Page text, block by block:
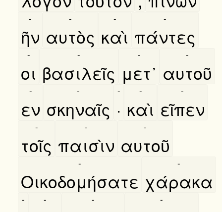
ῆν
-
αυτὸς
-
καὶ
-
πάντες
-
οι
-
βασιλεῖς
-
μετ᾿
-
αυτοῦ
-
εν
-
σκηναῖς
-
·
-
καὶ
-
εῖπεν
-
τοῖς
-
παισὶν
-
αυτοῦ
-
Οικοδομήσατε
-
χάρακα
-
- - - -